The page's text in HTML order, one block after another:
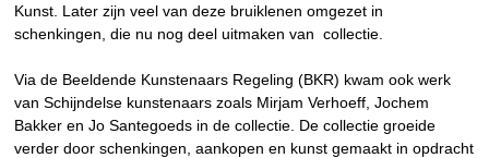
Kunst. Later zijn veel van deze bruiklenen omgezet in
schenkingen, die nu nog deel uitmaken van collectie.
Via de Beeldende Kunstenaars Regeling (BKR) kwam ook werk
van Schijndelse kunstenaars zoals Mirjam Verhoeff, Jochem
Bakker en Jo Santegoeds in de collectie. De collectie groeide
verder door schenkingen, aankopen en kunst gemaakt in opdracht